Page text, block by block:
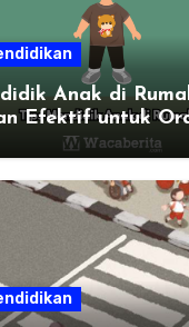
Anak di
Efektif untuk